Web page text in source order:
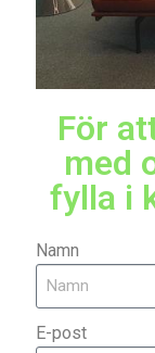
För
med
fylla i
Namn
E-post